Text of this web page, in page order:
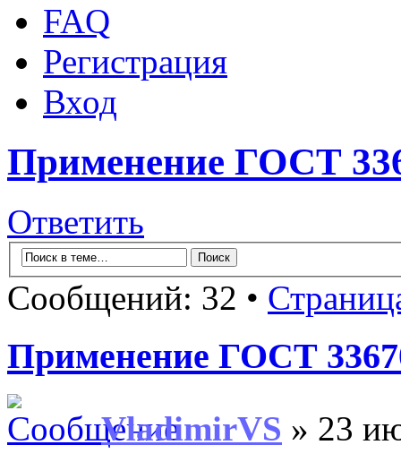
FAQ
Регистрация
Вход
Применение ГОСТ
Ответить
Сообщений: 32 •
Применение ГОСТ
VladimirVS » 23